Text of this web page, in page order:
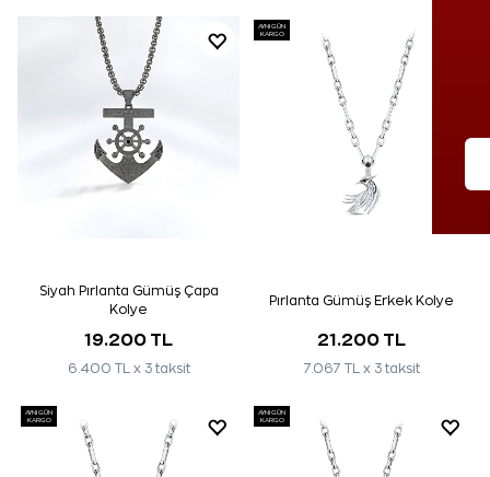
Siyah Pırlanta Gümüş Çapa
Kolye
19.200 TL
6.400 TL x 3 taksit
AYNI GÜN
KARGO
Pırlanta Gümüş Erkek Kolye
21.200 TL
7.067 TL x 3 taksit
AYNI GÜN
KARGO
AYNI GÜN
KARGO